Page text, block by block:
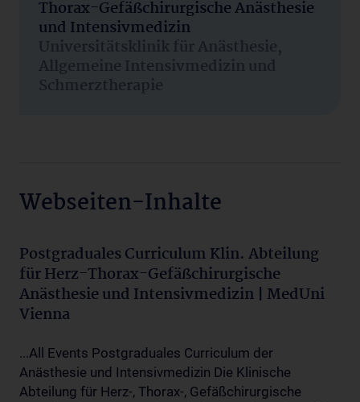
Thorax-Gefäßchirurgische Anästhesie
und Intensivmedizin
Universitätsklinik für Anästhesie,
Allgemeine Intensivmedizin und
Schmerztherapie
Webseiten-Inhalte
Postgraduales Curriculum Klin. Abteilung
für Herz-Thorax-Gefäßchirurgische
Anästhesie und Intensivmedizin | MedUni
Vienna
...All Events Postgraduales Curriculum der
Anästhesie und Intensivmedizin Die Klinische
Abteilung für Herz-, Thorax-, Gefäßchirurgische